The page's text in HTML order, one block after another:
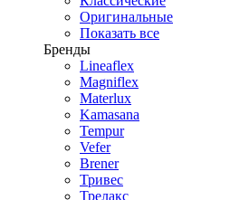
Оригинальные
Показать все
Бренды
Lineaflex
Magniflex
Materlux
Kamasana
Tempur
Vefer
Brener
Тривес
Трелакс